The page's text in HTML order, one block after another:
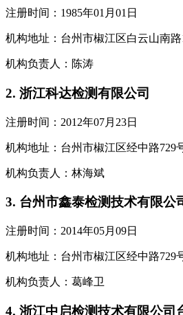
注册时间：1985年01月01日
机构地址：台州市椒江区白云山南路
机构负责人：陈涛
2. 浙江科达检测有限公司
注册时间：2012年07月23日
机构地址：台州市椒江区经中路729
机构负责人：林海斌
3. 台州市鑫泰检测技术有限公
注册时间：2014年05月09日
机构地址：台州市椒江区经中路729
机构负责人：葛峰卫
4. 浙江中启检测技术有限公司